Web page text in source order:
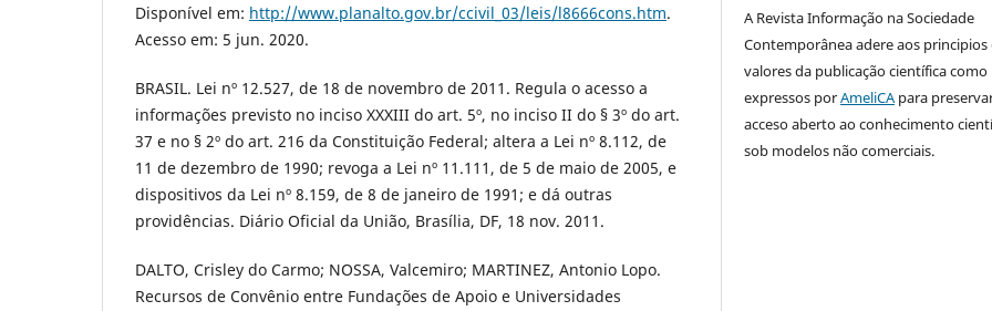
Disponível em: http://www.planalto.gov.br/ccivil_03/leis/l8666cons.htm.
Acesso em: 5 jun. 2020.
BRASIL. Lei nº 12.527, de 18 de novembro de 2011. Regula o acesso a
informações previsto no inciso XXXIII do art. 5º, no inciso II do § 3º do art.
37 e no § 2º do art. 216 da Constituição Federal; altera a Lei nº 8.112, de
11 de dezembro de 1990; revoga a Lei nº 11.111, de 5 de maio de 2005, e
dispositivos da Lei nº 8.159, de 8 de janeiro de 1991; e dá outras
providências. Diário Oficial da União, Brasília, DF, 18 nov. 2011.
DALTO, Crisley do Carmo; NOSSA, Valcemiro; MARTINEZ, Antonio Lopo.
Recursos de Convênio entre Fundações de Apoio e Universidades
A Revista Informação na Sociedade
Contemporânea adere aos principios
valores da publicação científica como
expressos porAmeliCApara
acceso aberto ao conhecimento
sob modelos não comerciais.